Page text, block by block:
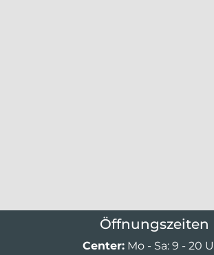
Öffnungszeiten
Center: Mo - Sa: 9 - 20